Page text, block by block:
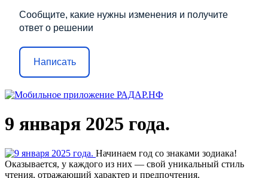
Сообщите, какие нужны изменения и получите
ответ о решении
Написать
9 января 2025 года.
Начинаем год со знаками зодиака!
Оказывается, у каждого из них — свой уникальный стиль
чтения, отражающий характер и предпочтения.